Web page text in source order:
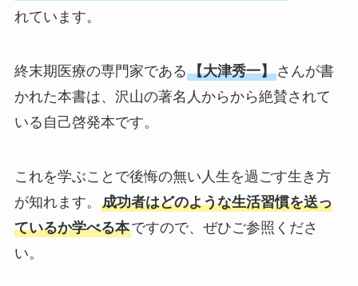
れています。
終末期医療の専門家である【大津秀一】さんが書
かれた本書は、沢山の著名人からから絶賛されて
いる自己啓発本です。
これを学ぶことで後悔の無い人生を過ごす生き方
が知れます。 成功者はどのような生活習慣を送っ
ているか学べる本ですので、ぜひご参照くださ
い。